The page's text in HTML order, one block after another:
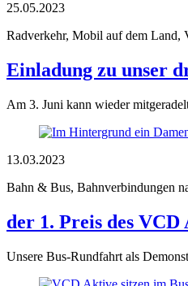
25.05.2023
Radverkehr, Mobil auf dem Land,
Einladung zu unser
Am 3. Juni kann wieder
13.03.2023
Bahn & Bus, Bahnverbindungen
der 1. Preis des
Unsere Bus-Rundfahrt als